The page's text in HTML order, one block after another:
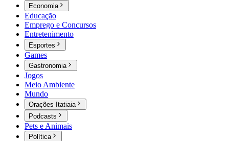
Economia
Educação
Emprego e Concursos
Entretenimento
Esportes
Games
Gastronomia
Jogos
Meio Ambiente
Mundo
Orações Itatiaia
Podcasts
Pets e Animais
Política